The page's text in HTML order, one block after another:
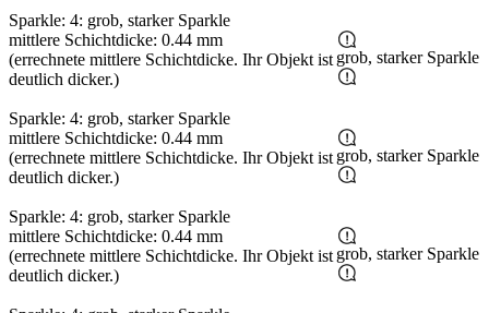
Sparkle: 4: grob, starker Sparkle
mittlere Schichtdicke: 0.44 mm
(errechnete mittlere Schichtdicke. Ihr Objekt ist
deutlich dicker.)
Sparkle: 4: grob, starker Sparkle
grob, starker Sparkle
mittlere Schichtdicke: 0.44 mm
(errechnete mittlere Schichtdicke. Ihr Objekt ist
deutlich dicker.)
Sparkle: 4: grob, starker Sparkle
grob, starker Sparkle
mittlere Schichtdicke: 0.44 mm
(errechnete mittlere Schichtdicke. Ihr Objekt ist
deutlich dicker.)
grob, starker Sparkle